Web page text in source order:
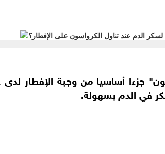
جزءا أساسيا من وجبة الإفطار لدى
في الدم بسهولة.